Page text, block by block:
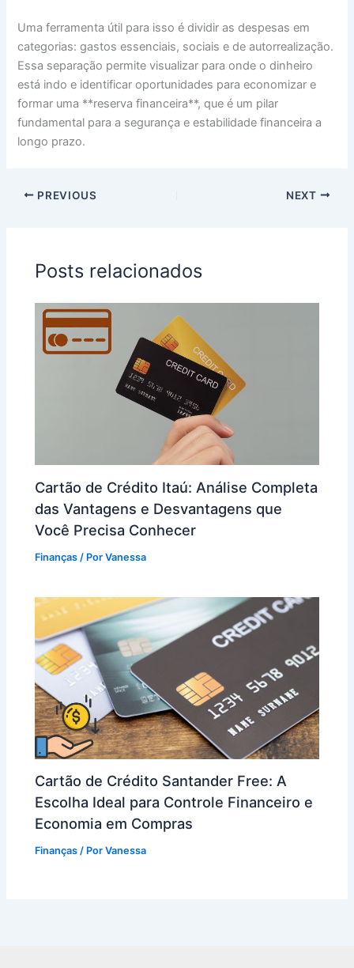
Uma ferramenta útil para isso é dividir as despesas em
categorias: gastos essenciais, sociais e de autorrealização.
Essa separação permite visualizar para onde o dinheiro
está indo e identificar oportunidades para economizar e
formar uma **reserva financeira**, que é um pilar
fundamental para a segurança e estabilidade financeira a
longo prazo.
PREVIOUS NEXT
Posts relacionados
Cartão de Crédito Itaú: Análise Completa
das Vantagens e Desvantagens que
Você Precisa Conhecer
Finanças / PorVanessa
Cartão de Crédito Santander Free: A
Escolha Ideal para Controle Financeiro e
Economia em Compras
Finanças / PorVanessa